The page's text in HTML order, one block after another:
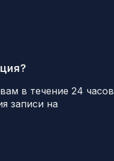
в течение 24 часов
записи на